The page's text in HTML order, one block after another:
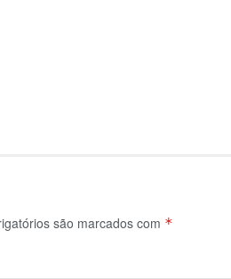
são marcados com *